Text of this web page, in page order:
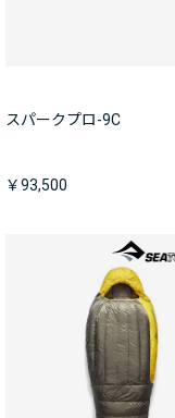
スパークプロ-9C
￥93,500